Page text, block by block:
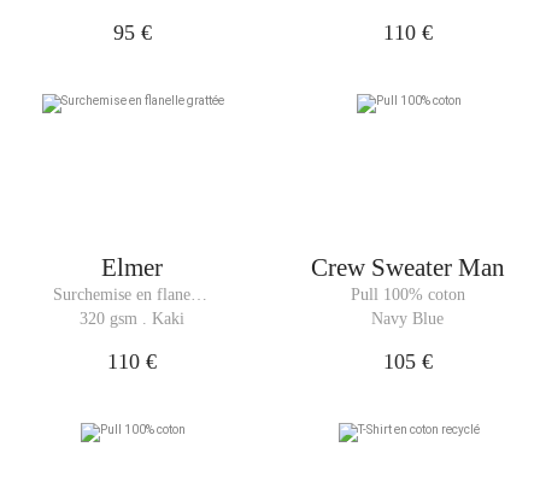
95 € 110 €
Elmer
Surchemise en flanelle
grattée
320 gsm . Kaki
110 €
Crew Sweater Man
Pull 100% coton
Navy Blue
105 €